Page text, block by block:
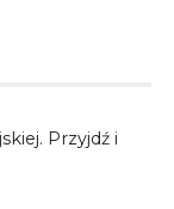
Przyjdź i